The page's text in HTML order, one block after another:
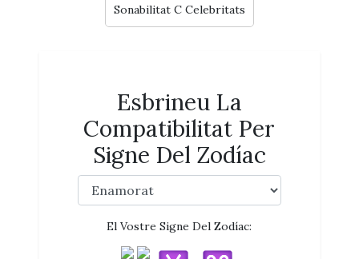
Sonabilitat C Celebritats
Esbrineu La
Compatibilitat Per
Signe Del Zodíac
El Vostre Signe Del Zodíac: